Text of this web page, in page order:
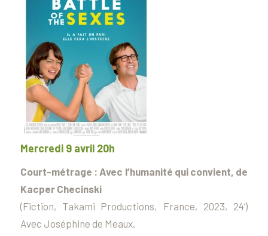
Mercredi 9 avril 20h
Court-métrage : Avec l’humanité qui convient , de
Kacper Checinski
(Fiction, Takami Productions, France, 2023, 24’)
Avec Joséphine de Meaux.